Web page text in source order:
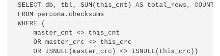
SELECT db, tbl, SUM(this_cnt) AS total_rows,
FROM percona.checksums
WHERE (
    master_cnt <> this_cnt
    OR master_crc <> this_crc
    OR ISNULL(master_crc) <> ISNULL(this_crc))